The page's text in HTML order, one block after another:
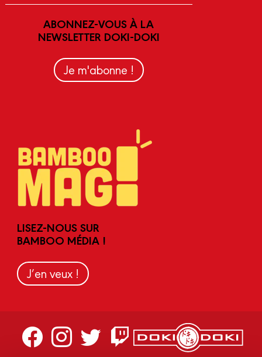
ABONNEZ-VOUS À LA
NEWSLETTER DOKI-DOKI
Je m'abonne !
LISEZ-NOUS SUR
BAMBOO MÉDIA !
J’en veux !